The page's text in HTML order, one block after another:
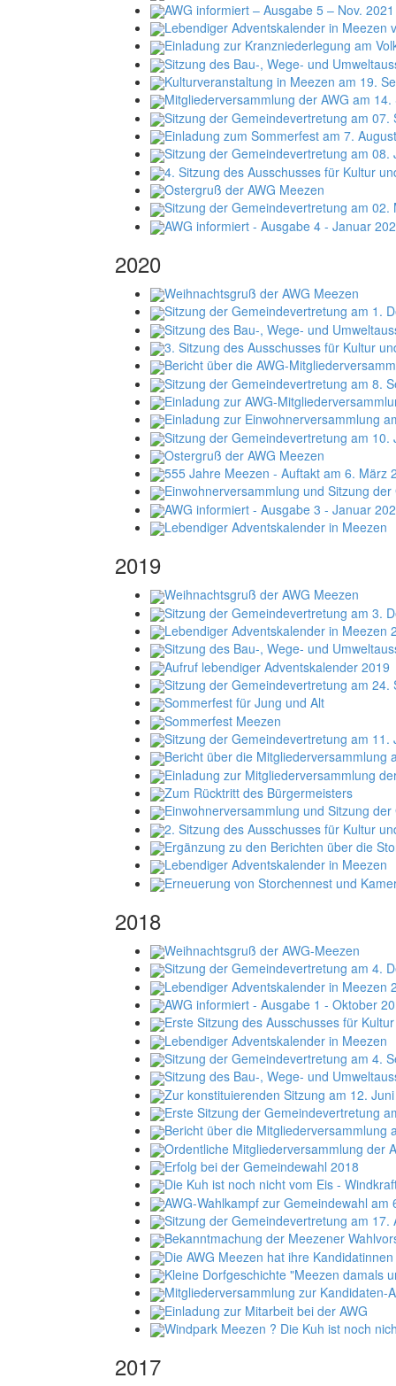
AWG informiert – Ausgabe 5 – Nov. 2021
Lebendiger Adventskalender in Meezen
Einladung zur Kranzniederlegung am
Sitzung des Bau-, Wege- und
Kulturveranstaltung in Meezen am 19.
Mitgliederversammlung der AWG am
Sitzung der Gemeindevertretung am
Einladung zum Sommerfest am 7.
Sitzung der Gemeindevertretung am 08.
4. Sitzung des Ausschusses für Kultur
Ostergruß der AWG Meezen
Sitzung der Gemeindevertretung am 02.
AWG informiert - Ausgabe 4 - Januar
2020
Weihnachtsgruß der AWG Meezen
Sitzung der Gemeindevertretung am 1.
Sitzung des Bau-, Wege- und
3. Sitzung des Ausschusses für Kultur
Bericht über die AWG-
Sitzung der Gemeindevertretung am 8.
Einladung zur AWG-
Einladung zur Einwohnerversammlung
Sitzung der Gemeindevertretung am 10.
Ostergruß der AWG Meezen
555 Jahre Meezen - Auftakt am 6. März
Einwohnerversammlung und Sitzung
AWG informiert - Ausgabe 3 - Januar
Lebendiger Adventskalender in Meezen
2019
Weihnachtsgruß der AWG Meezen
Sitzung der Gemeindevertretung am 3.
Lebendiger Adventskalender in Meezen
Sitzung des Bau-, Wege- und
Aufruf lebendiger Adventskalender 2019
Sitzung der Gemeindevertretung am 24.
Sommerfest für Jung und Alt
Sommerfest Meezen
Sitzung der Gemeindevertretung am 11.
Bericht über die Mitgliederversammlung
Einladung zur Mitgliederversammlung
Zum Rücktritt des Bürgermeisters
Einwohnerversammlung und Sitzung
2. Sitzung des Ausschusses für Kultur
Ergänzung zu den Berichten über die
Lebendiger Adventskalender in Meezen
Erneuerung von Storchennest und
2018
Weihnachtsgruß der AWG-Meezen
Sitzung der Gemeindevertretung am 4.
Lebendiger Adventskalender in Meezen
AWG informiert - Ausgabe 1 - Oktober
Erste Sitzung des Ausschusses für
Lebendiger Adventskalender in Meezen
Sitzung der Gemeindevertretung am 4.
Sitzung des Bau-, Wege- und
Zur konstituierenden Sitzung am 12.
Erste Sitzung der Gemeindevertretung
Bericht über die Mitgliederversammlung
Ordentliche Mitgliederversammlung der
Erfolg bei der Gemeindewahl 2018
Die Kuh ist noch nicht vom Eis -
AWG-Wahlkampf zur Gemeindewahl am
Sitzung der Gemeindevertretung am 17.
Bekanntmachung der Meezener
Die AWG Meezen hat ihre
Kleine Dorfgeschichte "Meezen damals
Mitgliederversammlung zur Kandidaten-
Einladung zur Mitarbeit bei der AWG
Windpark Meezen ? Die Kuh ist noch
2017